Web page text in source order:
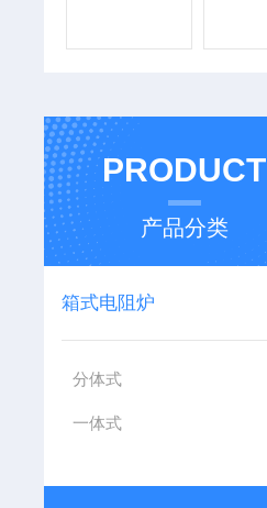
PRODUCT
产品分类
箱式电阻炉
分体式
一体式